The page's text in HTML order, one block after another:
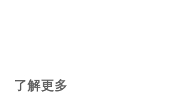
了解更多